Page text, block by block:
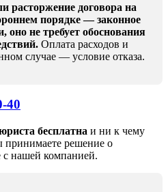
расторжение договора на
порядке — законное
оно не требует обоснования
Оплата расходов и
случае — условие отказа.
40
бесплатна и ни к чему
принимаете решение о
с нашей компанией.